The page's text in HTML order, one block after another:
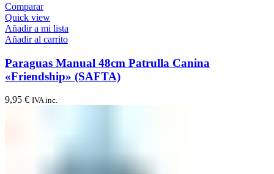
Comparar
Quick view
Añadir a mi lista
Añadir al carrito
Paraguas Manual 48cm Patrulla Canina
«Friendship» (SAFTA)
9,95 € IVA inc.